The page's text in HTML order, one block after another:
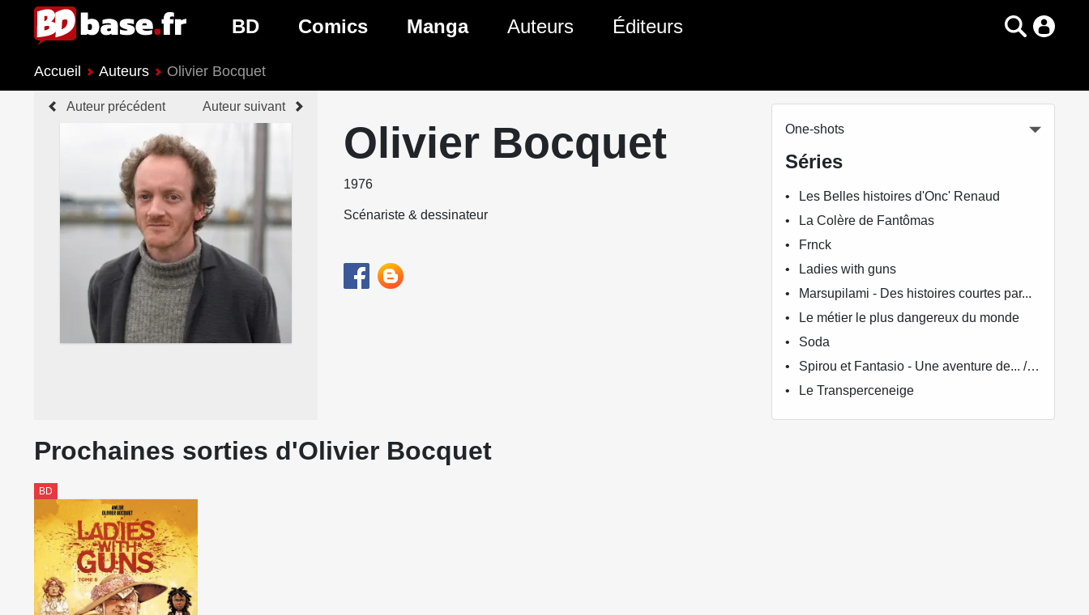
BD
Nouveautés BD
Prochaines sorties BD
Comics
Genres Comics
Manga
Genres Manga
Auteurs Éditeurs
Accueil Auteurs Olivier Bocquet
Auteur précédent Auteur suivant
Olivier Bocquet
1976
Scénariste & dessinateur
One-shots
Séries
Les Belles histoires d'Onc' Renaud
La Colère de Fantômas
Frnck
Ladies with guns
Marsupilami - Des histoires courtes par...
Le métier le plus dangereux du monde
Soda
Spirou et Fantasio - Une aventure de... / Le Spirou de...
Le Transperceneige
Prochaines sorties d'Olivier Bocquet
BD